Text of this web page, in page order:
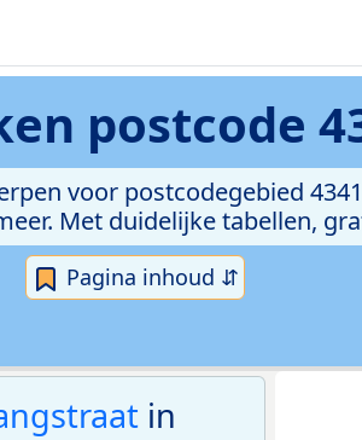
postcode
voor postcodegebied
Met duidelijke tabellen,
Pagina inhoud ⇵
in